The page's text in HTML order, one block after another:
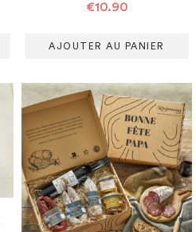
€10.90
AJOUTER AU PANIER